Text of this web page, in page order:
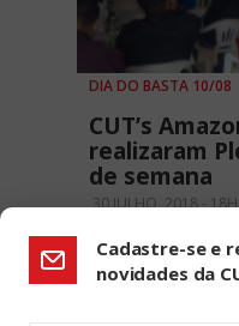
DIA DO BASTA 10/08
CUT’s
realizaram
de semana
30 JULHO, 2018 -
Cadastre-se e
novidades da